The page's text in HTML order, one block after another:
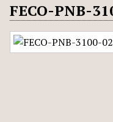
FECO-PNB-